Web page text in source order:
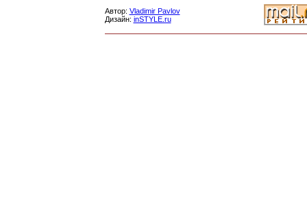
Автор: Vladimir Pavlov
Дизайн: inSTYLE.ru